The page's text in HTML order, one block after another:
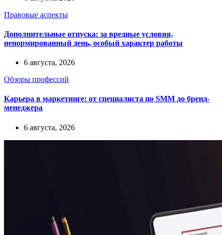
Правовые аспекты
Дополнительные отпуска: за вредные условия,
ненормированный день, особый характер работы
6 августа, 2026
Обзоры профессий
Карьера в маркетинге: от специалиста по SMM до бренд-
менеджера
6 августа, 2026